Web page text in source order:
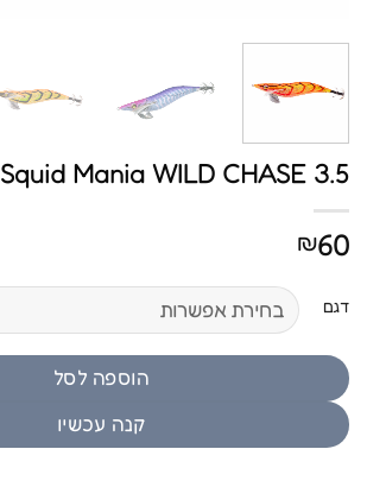
Squid Mania WILD CHASE 3.5
₪60
דגם
הוספה לסל
קנה עכשיו